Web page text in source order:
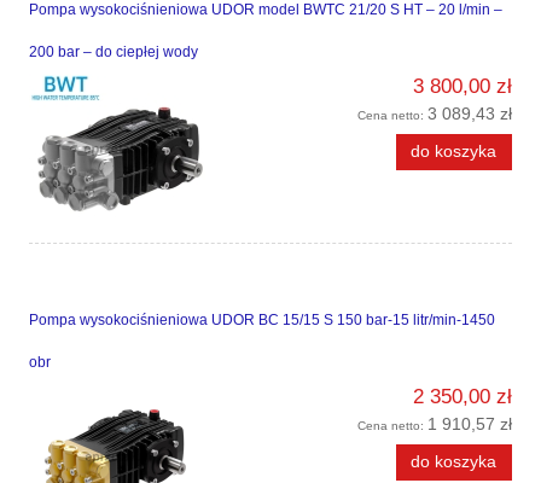
Pompa wysokociśnieniowa UDOR model BWTC 21/20 S HT – 20 l/min –
200 bar – do ciepłej wody
3 800,00 zł
Cena netto: 3 089,43 zł
do koszyka
Pompa wysokociśnieniowa UDOR BC 15/15 S 150 bar-15 litr/min-1450
obr
2 350,00 zł
Cena netto: 1 910,57 zł
do koszyka